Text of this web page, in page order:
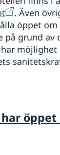
. Även
öppet om
på grund av